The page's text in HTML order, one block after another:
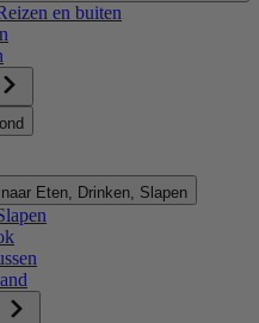
en buiten
Eten, Drinken, Slapen